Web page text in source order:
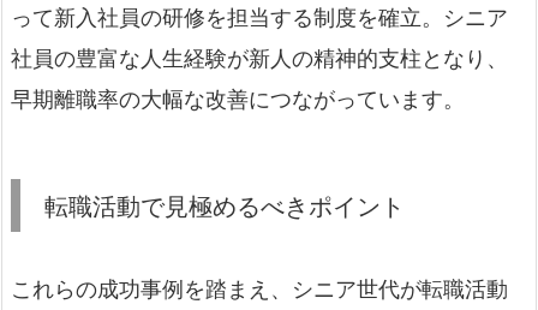
って新入社員の研修を担当する制度を確立。シニア
社員の豊富な人生経験が新人の精神的支柱となり、
早期離職率の大幅な改善につながっています。
転職活動で見極めるべきポイント
これらの成功事例を踏まえ、シニア世代が転職活動